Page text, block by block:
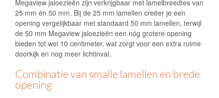
Megaview jaloezieën zijn verkrijgbaar met lamelbreedtes van
25 mm én 50 mm. Bij de 25 mm lamellen creëer je een
opening vergelijkbaar met standaard 50 mm lamellen, terwijl
de 50 mm Megaview jaloezieën een nóg grotere opening
bieden tot wel 10 centimeter, wat zorgt voor een extra ruime
doorkijk en nog meer lichtinval.
Combinatie van smalle lamellen en brede
opening